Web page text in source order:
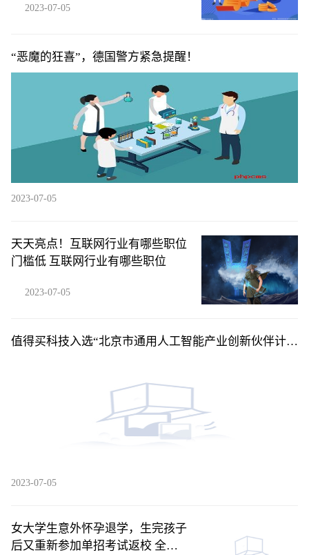
2023-07-05
“恶魔的狂喜”，德国警方紧急提醒！
2023-07-05
天天亮点！互联网行业有哪些职位
门槛低 互联网行业有哪些职位
2023-07-05
值得买科技入选“北京市通用人工智能产业创新伙伴计
2023-07-05
女大学生意外怀孕退学，生完孩子
后又重新参加单招考试返校 全球